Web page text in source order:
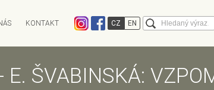
E. ŠVABINSKÁ:
CHARITATIVNÍ AUKCE AUKCE INFO
ANTIKVARIÁT OSTROVNÍ ANTIQARI.AT
KONTAKT CZ EN